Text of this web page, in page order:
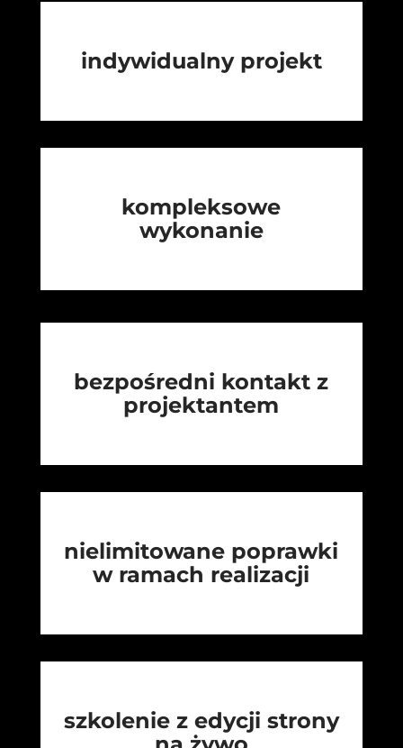
indywidualny projekt
kompleksowe
wykonanie
bezpośredni kontakt z
projektantem
nielimitowane poprawki
w ramach realizacji
szkolenie z edycji strony